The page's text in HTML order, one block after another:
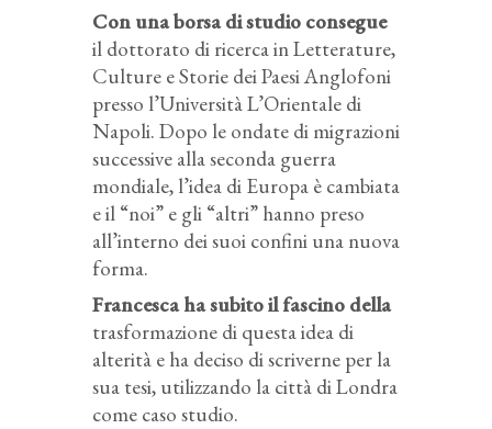
Con una borsa di studio consegue
il dottorato di ricerca in Letterature,
Culture e Storie dei Paesi Anglofoni
presso l’Università L’Orientale di
Napoli. Dopo le ondate di migrazioni
successive alla seconda guerra
mondiale, l’idea di Europa è cambiata
e il “noi” e gli “altri” hanno preso
all’interno dei suoi confini una nuova
forma.
Francesca ha subito il fascino della
trasformazione di questa idea di
alterità e ha deciso di scriverne per la
sua tesi, utilizzando la città di Londra
come caso studio.